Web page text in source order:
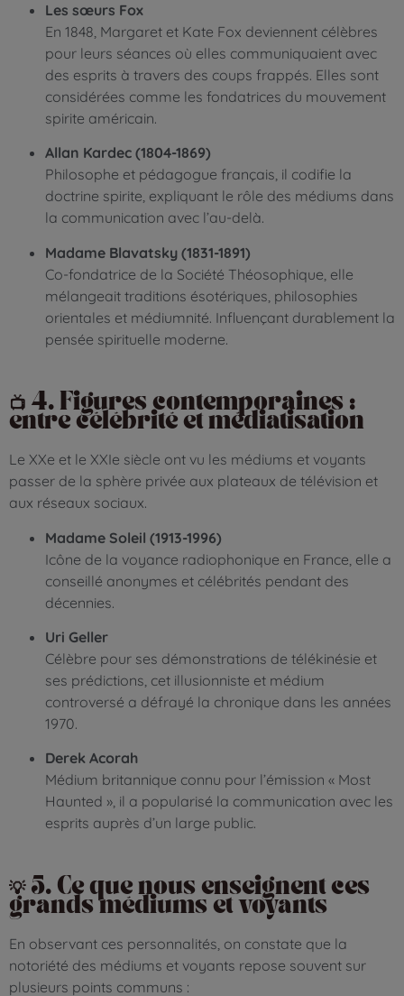
Les sœurs Fox
En 1848, Margaret et Kate Fox deviennent célèbres
pour leurs séances où elles communiquaient avec
des esprits à travers des coups frappés. Elles sont
considérées comme les fondatrices du mouvement
spirite américain.
Allan Kardec (1804-1869)
Philosophe et pédagogue français, il codifie la
doctrine spirite, expliquant le rôle des médiums dans
la communication avec l’au-delà.
Madame Blavatsky (1831-1891)
Co-fondatrice de la Société Théosophique, elle
mélangeait traditions ésotériques, philosophies
orientales et médiumnité. Influençant durablement la
pensée spirituelle moderne.
📺 4. Figures contemporaines :
entre célébrité et médiatisation
Le XXe et le XXIe siècle ont vu les médiums et voyants
passer de la sphère privée aux plateaux de télévision et
aux réseaux sociaux.
Madame Soleil (1913-1996)
Icône de la voyance radiophonique en France, elle a
conseillé anonymes et célébrités pendant des
décennies.
Uri Geller
Célèbre pour ses démonstrations de télékinésie et
ses prédictions, cet illusionniste et médium
controversé a défrayé la chronique dans les années
1970.
Derek Acorah
Médium britannique connu pour l’émission « Most
Haunted », il a popularisé la communication avec les
esprits auprès d’un large public.
💡 5. Ce que nous enseignent ces
grands médiums et voyants
En observant ces personnalités, on constate que la
notoriété des médiums et voyants repose souvent sur
plusieurs points communs :